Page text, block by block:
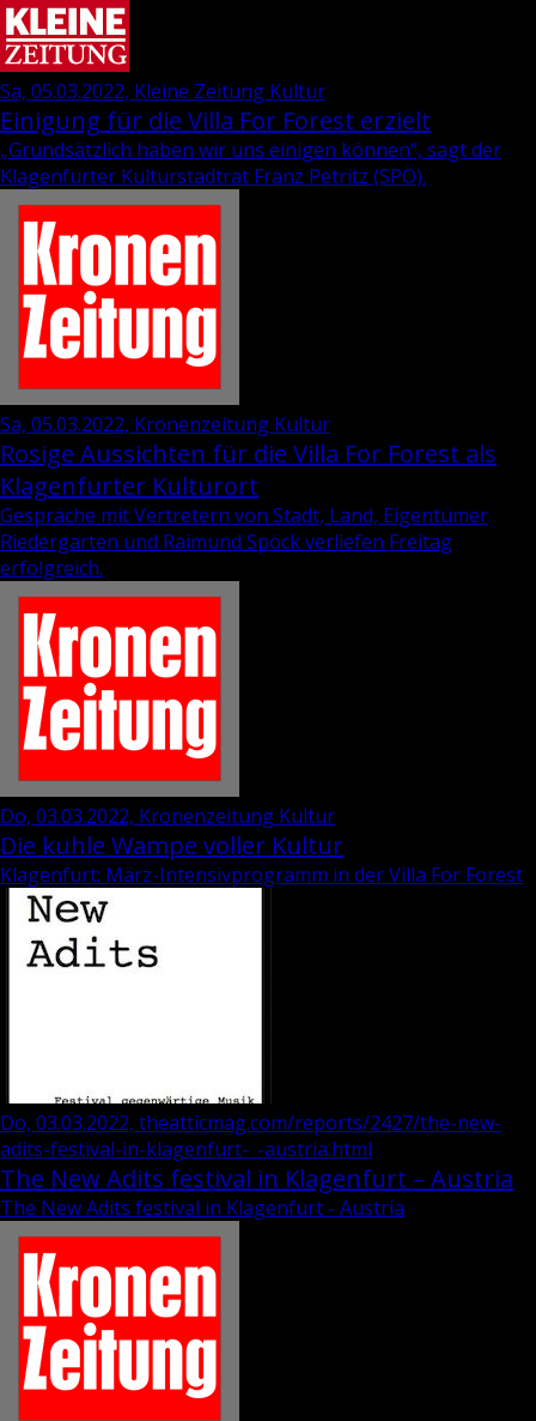
Sa, 05.03.2022, Kleine Zeitung Kultur
Einigung für die Villa For Forest erzielt
„Grund­sätz­lich haben wir uns ei­ni­gen kön­nen“, sagt der
Kla­gen­fur­ter Kul­tur­stadt­rat Franz Pe­tritz (SPÖ).
Sa, 05.03.2022, Kronenzeitung Kultur
Rosige Aussichten für die Villa For Forest als
Klagenfurter Kulturort
Gespräche mit Vertretern von Stadt, Land, Eigentümer
Riedergarten und Raimund Spöck verliefen Freitag
erfolgreich.
Do, 03.03.2022, Kronenzeitung Kultur
Die kuhle Wampe voller Kultur
Klagenfurt: März-Intensivprogramm in der Villa For Forest
Do, 03.03.2022, theatticmag.com/reports/2427/the-new-
adits-festival-in-klagenfurt-_-austria.html
The New Adits festival in Klagenfurt – Austria
The New Adits festival in Klagenfurt - Austria